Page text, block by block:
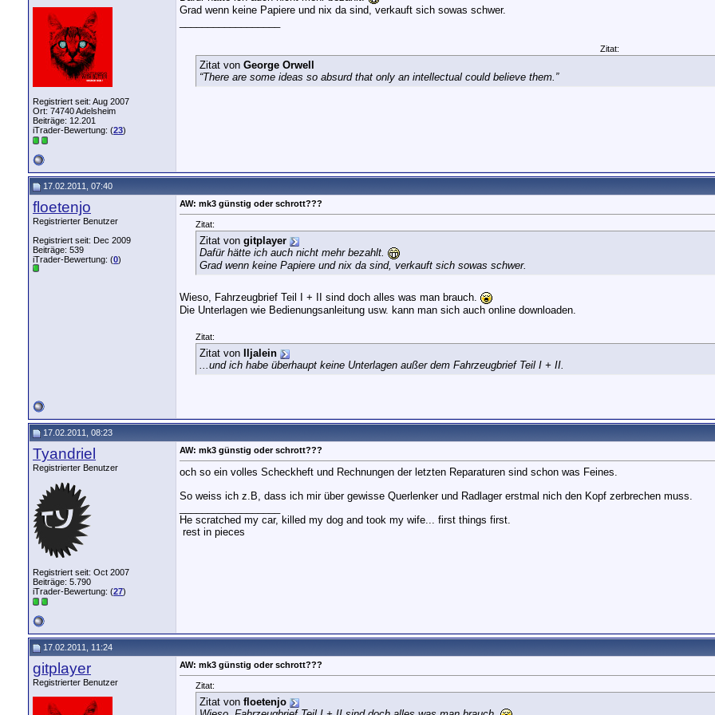
Registriert seit: Aug 2007
Ort: 74740 Adelsheim
Beiträge: 12.201
iTrader-Bewertung: (23)
Grad wenn keine Papiere und nix da sind, verkauft sich sowas schwer.
Zitat:
Zitat von George Orwell
“There are some ideas so absurd that only an intellectual could believe them.”
17.02.2011, 07:40
floetenjo
Registrierter Benutzer
Registriert seit: Dec 2009
Beiträge: 539
iTrader-Bewertung: (0)
AW: mk3 günstig oder schrott???
Zitat:
Zitat von gitplayer
Dafür hätte ich auch nicht mehr bezahlt.
Grad wenn keine Papiere und nix da sind, verkauft sich sowas schwer.
Wieso, Fahrzeugbrief Teil I + II sind doch alles was man brauch.
Die Unterlagen wie Bedienungsanleitung usw. kann man sich auch online downloaden.
Zitat:
Zitat von
Iljalein
...und ich habe überhaupt keine Unterlagen außer dem Fahrzeugbrief Teil I + II.
17.02.2011, 08:23
Tyandriel
Registrierter Benutzer
Registriert seit: Oct 2007
Beiträge: 5.790
iTrader-Bewertung: (27)
AW: mk3 günstig oder schrott???
och so ein volles Scheckheft und Rechnungen der letzten Reparaturen sind schon was Feines.
So weiss ich z.B, dass ich mir über gewisse Querlenker und Radlager erstmal nich den Kopf zerbrechen muss.
He scratched my car, killed my dog and took my wife... first things first.
rest in pieces
17.02.2011, 11:24
gitplayer
Registrierter Benutzer
AW: mk3 günstig oder schrott???
Zitat:
Zitat von floetenjo